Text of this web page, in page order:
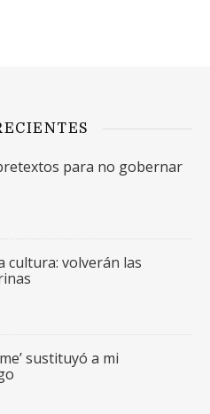
para no gobernar
cultura: volverán las
sustituyó a mi